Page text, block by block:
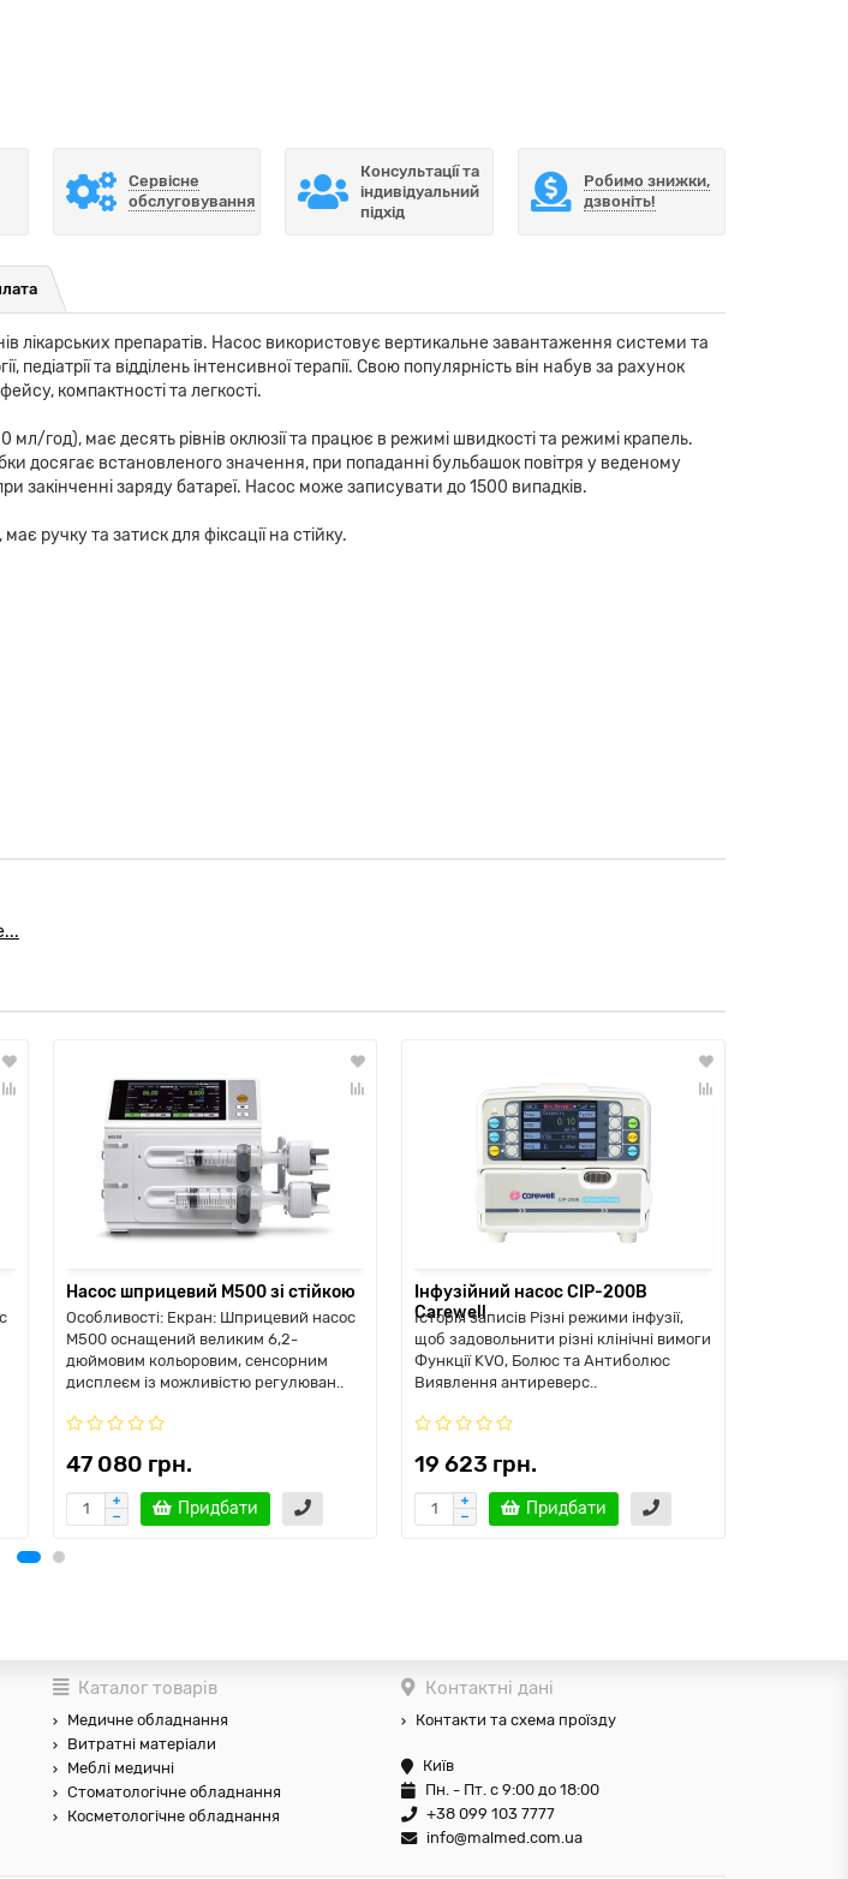
Сервісне
обслуговування
Консультації та
індивідуальний
підхід
Робимо знижки,
дзвоніть!
лікарських препаратів. Насос використовує вертикальне завантаження системи та
педіатрії та відділень інтенсивної терапії. Свою популярність він набув за рахунок
компактності та легкості.
год), має десять рівнів оклюзії та працює в режимі швидкості та режимі крапель.
досягає встановленого значення, при попаданні бульбашок повітря у веденому
закінченні заряду батареї. Насос може записувати до 1500 випадків.
ручку та затиск для фіксації на стійку.
Насос шприцевий М500 зі стійкою
Особливості: Екран: Шприцевий насос
M500 оснащений великим 6,2-
дюймовим кольоровим, сенсорним
дисплеєм із можливістю регулюван..
47 080 грн.
Придбати
Інфузійний насос CIP-200B
Carewell
Історія записів Різні режими інфузії,
щоб задовольнити різні клінічні вимоги
Функції KVO, Болюс та Антиболюс
Виявлення антиреверс..
19 623 грн.
Придбати
Каталог товарів
Медичне обладнання
Витратні матеріали
Меблі медичні
Стоматологічне обладнання
Косметологічне обладнання
Контактні дані
Контакти та схема проїзду
Київ
Пн. - Пт. с 9:00 до 18:00
+38 099 103 7777
info@malmed.com.ua